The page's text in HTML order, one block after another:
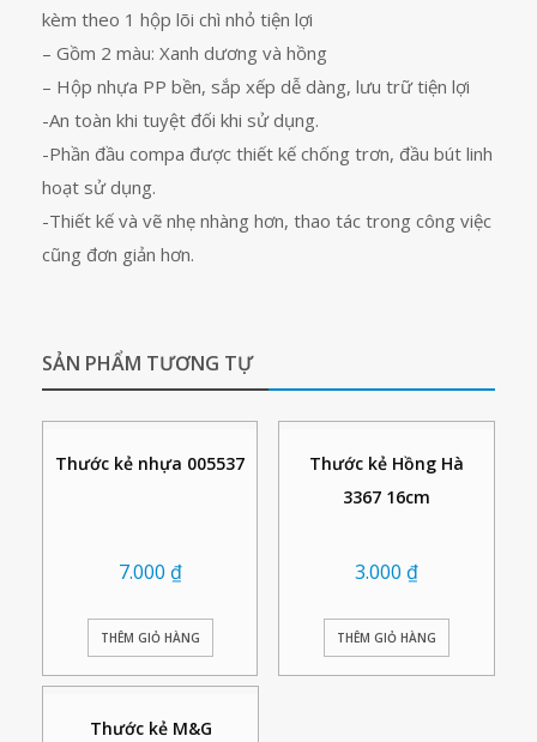
kèm theo 1 hộp lõi chì nhỏ tiện lợi
– Gồm 2 màu: Xanh dương và hồng
– Hộp nhựa PP bền, sắp xếp dễ dàng, lưu trữ tiện lợi
-An toàn khi tuyệt đối khi sử dụng.
-Phần đầu compa được thiết kế chống trơn, đầu bút linh
hoạt sử dụng.
-Thiết kế và vẽ nhẹ nhàng hơn, thao tác trong công việc
cũng đơn giản hơn.
SẢN PHẨM TƯƠNG TỰ
Thước kẻ nhựa 005537
7.000 ₫
THÊM GIỎ HÀNG
Thước kẻ Hồng Hà
3367 16cm
3.000 ₫
THÊM GIỎ HÀNG
Thước kẻ M&G